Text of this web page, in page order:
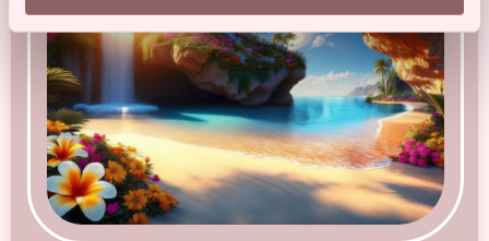
Partner führen diese Informationen möglicherweise mit
weiteren Daten zusammen, die Sie ihnen bereitgestellt
haben oder die sie im Rahmen Ihrer Nutzung der Dienste
gesammelt haben.